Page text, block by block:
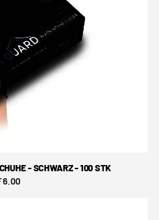
- SCHWARZ - 100 STK
6.00